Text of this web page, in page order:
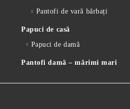
Pantofi de vară bărbați
Papuci de casă
Papuci de damă
Pantofi damă – mărimi mari